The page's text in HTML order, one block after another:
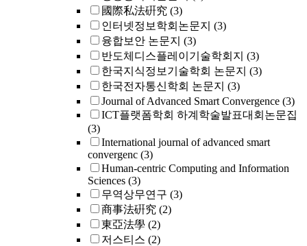
國際私法硏究 (3)
인터넷정보학회논문지 (3)
융합보안 논문지 (3)
반도체디스플레이기술학회지 (3)
한국지식정보기술학회 논문지 (3)
한국전자통신학회 논문지 (3)
Journal of Advanced Smart Convergence (3)
ICT플랫폼학회 하계학술발표대회논문집
(3)
International journal of advanced smart
convergenc (3)
Human-centric Computing and Information
Sciences (3)
무역상무연구 (3)
商事法硏究 (2)
東亞法學 (2)
저스티스 (2)